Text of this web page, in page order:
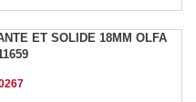
ET SOLIDE 18MM OLFA